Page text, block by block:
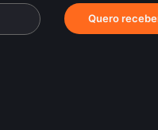
Quero